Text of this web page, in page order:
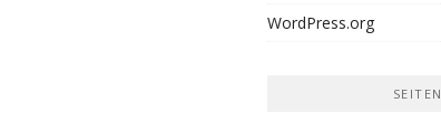
WordPress.org
SEITEN